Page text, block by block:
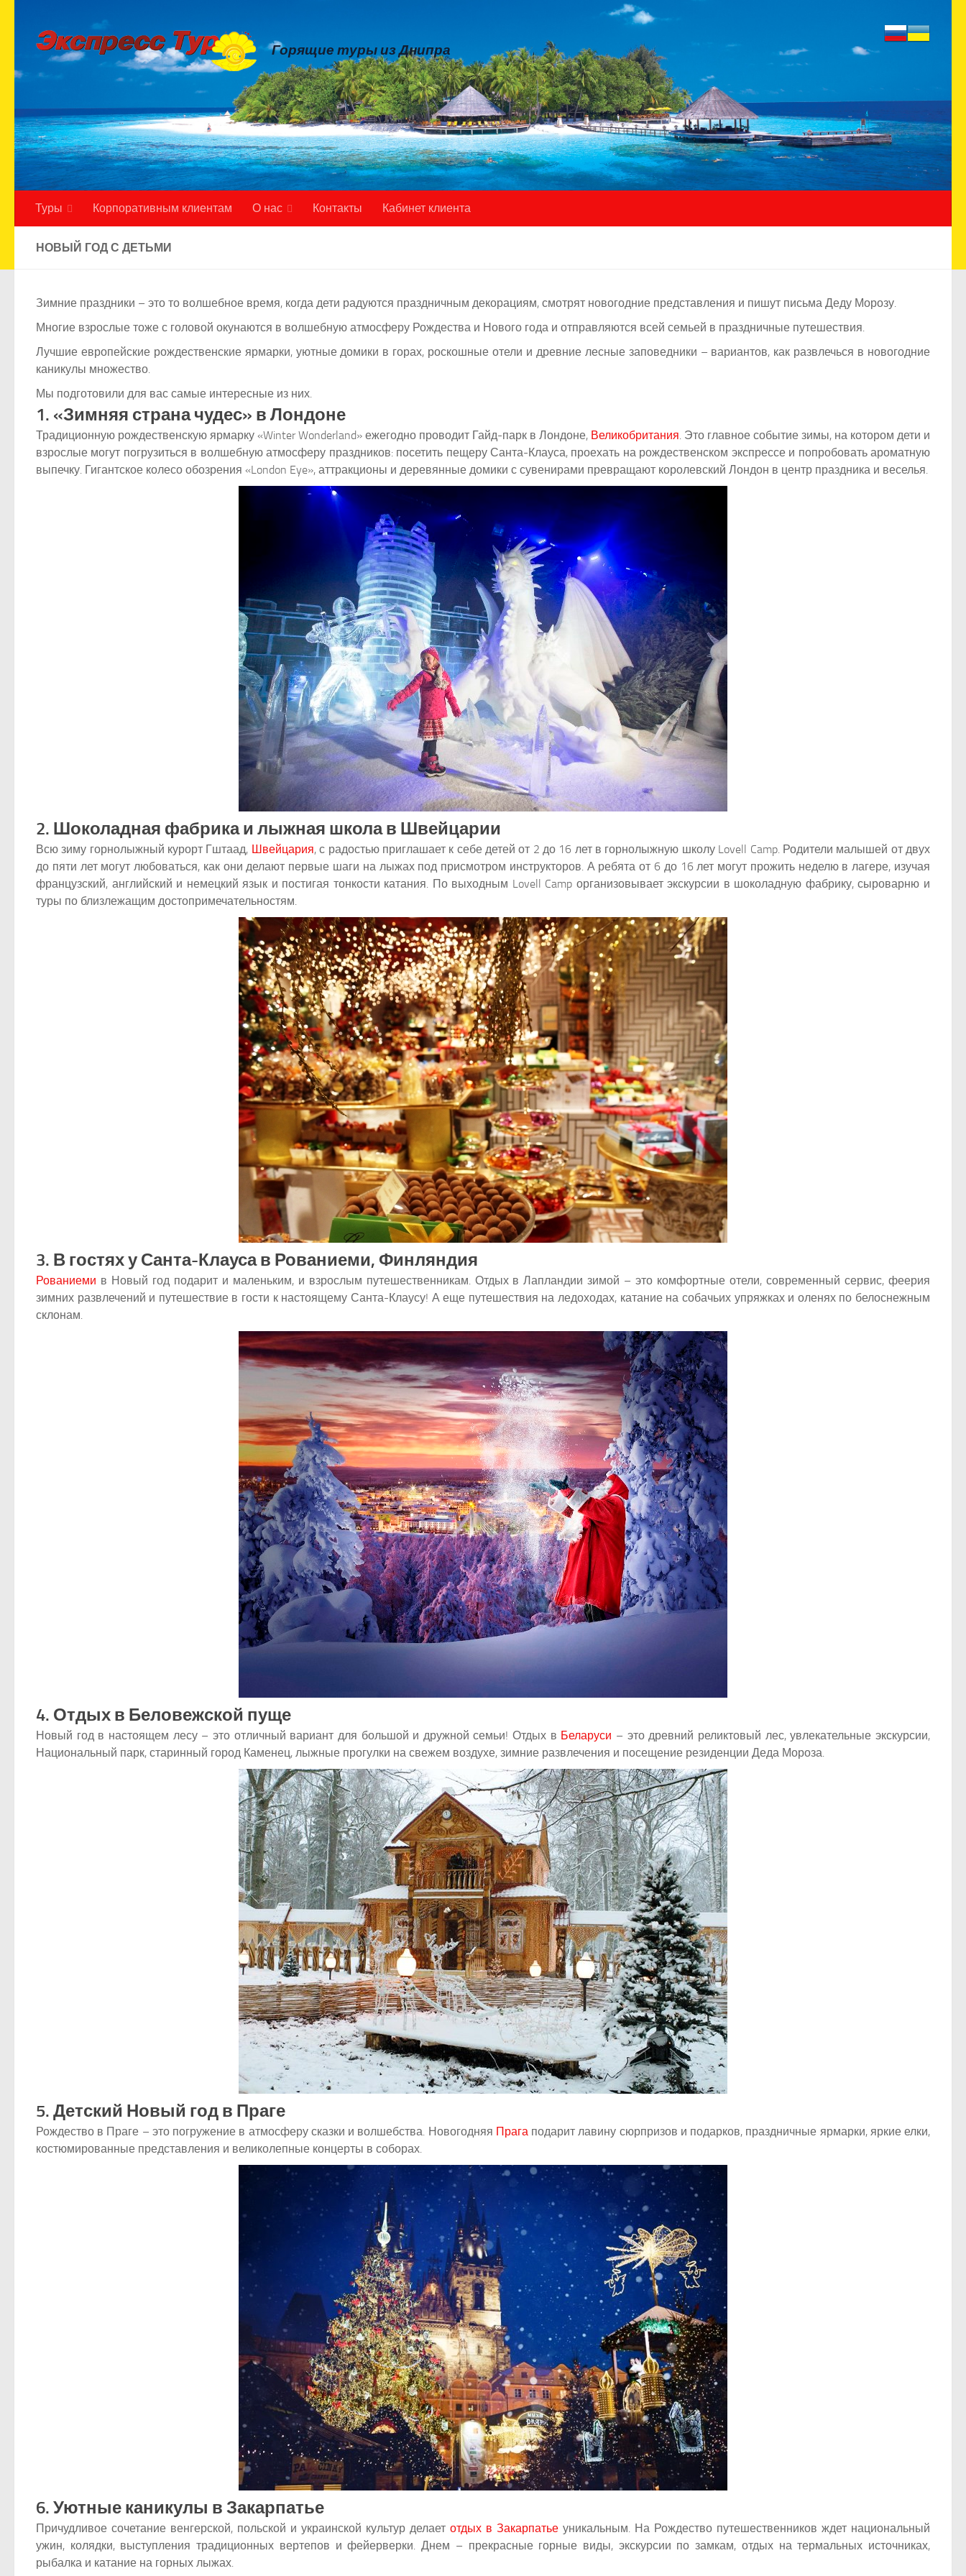
Skip to content
Горящие туры из Днипра
Туры Корпоративным клиентам О нас Контакты Кабинет клиента
НОВЫЙ ГОД С ДЕТЬМИ
Зимние праздники – это то волшебное время, когда дети радуются праздничным декорациям, смотрят новогодние представления и пишут письма Деду Морозу.
Многие взрослые тоже с головой окунаются в волшебную атмосферу Рождества и Нового года и отправляются всей семьей в праздничные путешествия.
Лучшие европейские рождественские ярмарки, уютные домики в горах, роскошные отели и древние лесные заповедники – вариантов, как развлечься в новогодние
каникулы множество.
Мы подготовили для вас самые интересные из них.
1. «Зимняя страна чудес» в Лондоне
Традиционную рождественскую ярмарку «Winter Wonderland» ежегодно проводит Гайд-парк в Лондоне, Великобритания . Это главное событие зимы, на котором дети и
взрослые могут погрузиться в волшебную атмосферу праздников: посетить пещеру Санта-Клауса, проехать на рождественском экспрессе и попробовать ароматную
выпечку. Гигантское колесо обозрения «London Eye», аттракционы и деревянные домики с сувенирами превращают королевский Лондон в центр праздника и веселья.
2. Шоколадная фабрика и лыжная школа в Швейцарии
Всю зиму горнолыжный курорт Гштаад, Швейцария, с радостью приглашает к себе детей от 2 до 16 лет в горнолыжную школу Lovell Camp. Родители малышей от двух
до пяти лет могут любоваться, как они делают первые шаги на лыжах под присмотром инструкторов. А ребята от 6 до 16 лет могут прожить неделю в лагере, изучая
французский, английский и немецкий язык и постигая тонкости катания. По выходным Lovell Camp организовывает экскурсии в шоколадную фабрику, сыроварню и
туры по близлежащим достопримечательностям.
3. В гостях у Санта-Клауса в Рованиеми, Финляндия
Рованиеми в Новый год подарит и маленьким, и взрослым путешественникам. Отдых в Лапландии зимой – это комфортные отели, современный сервис, феерия
зимних развлечений и путешествие в гости к настоящему Санта-Клаусу! А еще путешествия на ледоходах, катание на собачьих упряжках и оленях по белоснежным
склонам.
4. Отдых в Беловежской пуще
Новый год в настоящем лесу – это отличный вариант для большой и дружной семьи! Отдых в Беларуси – это древний реликтовый лес, увлекательные экскурсии,
Национальный парк, старинный город Каменец, лыжные прогулки на свежем воздухе, зимние развлечения и посещение резиденции Деда Мороза.
5. Детский Новый год в Праге
Рождество в Праге – это погружение в атмосферу сказки и волшебства. Новогодняя Прага подарит лавину сюрпризов и подарков, праздничные ярмарки, яркие елки,
костюмированные представления и великолепные концерты в соборах.
6. Уютные каникулы в Закарпатье
Причудливое сочетание венгерской, польской и украинской культур делает отдых в Закарпатье уникальным. На Рождество путешественников ждет национальный
ужин, колядки, выступления традиционных вертепов и фейерверки. Днем – прекрасные горные виды, экскурсии по замкам, отдых на термальных источниках,
рыбалка и катание на горных лыжах.